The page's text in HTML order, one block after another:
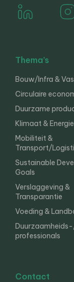
Thema’s
Bouw/Infra &
Circulaire
Duurzame
Klimaat & Energie
Mobiliteit &
Transport/
Sustainable
Goals
Verslaggeving &
Transparantie
Voeding &
professionals
Contact